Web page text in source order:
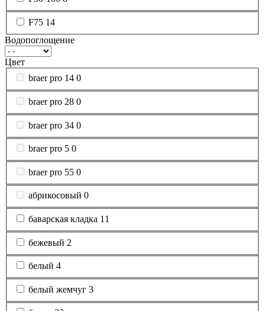
F75 14
Водопоглощение
Цвет
braer pro 14 0
braer pro 28 0
braer pro 34 0
braer pro 5 0
braer pro 55 0
абрикосовый 0
баварская кладка 11
бежевый 2
белый 4
белый жемчуг 3